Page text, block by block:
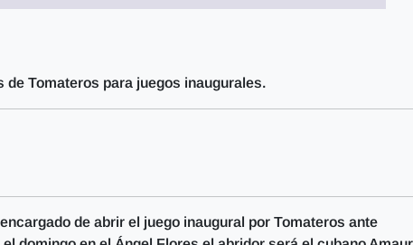
de abrir el juego inaugural por Tomateros ante